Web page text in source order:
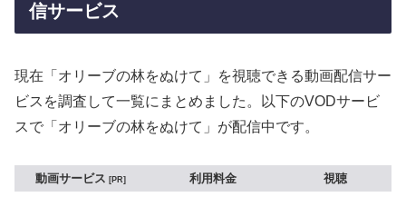
信サービス
現在「オリーブの林をぬけて」を視聴できる動画配信サー
ビスを調査して一覧にまとめました。以下のVODサービ
スで「オリーブの林をぬけて」が配信中です。
動画サービス PR 利用料金
視聴